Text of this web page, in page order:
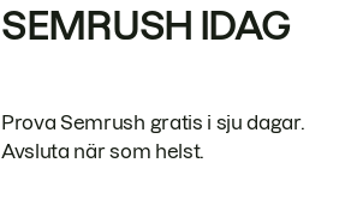
SEMRUSH IDAG
Prova Semrush gratis i sju dagar.
Avsluta när som helst.